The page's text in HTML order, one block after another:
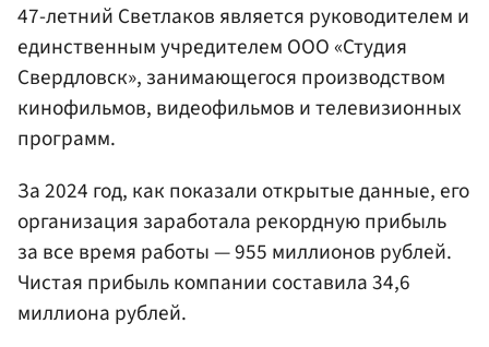
47-летний Светлаков является руководителем и
единственным учредителем ООО «Студия
Свердловск», занимающегося производством
кинофильмов, видеофильмов и телевизионных
программ.
За 2024 год, как показали открытые данные, его
организация заработала рекордную прибыль
за все время работы — 955 миллионов рублей.
Чистая прибыль компании составила 34,6
миллиона рублей.